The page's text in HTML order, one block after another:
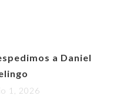
a Daniel
1, 2026